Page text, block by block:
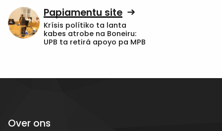
Papiamentu site
Krísis polítiko ta lanta
kabes atrobe na Boneiru:
UPB ta retirá apoyo pa MPB
Over ons